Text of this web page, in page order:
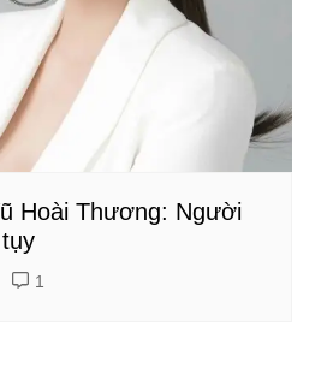
Hoài Thương: Người
1